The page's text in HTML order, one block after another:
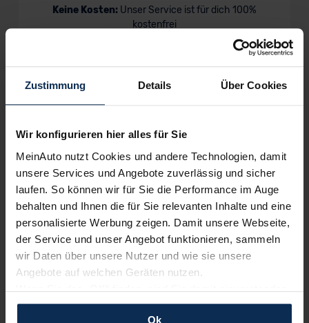
Zustimmung Details Über Cookies
Wir konfigurieren hier alles für Sie
MeinAuto nutzt Cookies und andere Technologien, damit
unsere Services und Angebote zuverlässig und sicher
laufen. So können wir für Sie die Performance im Auge
behalten und Ihnen die für Sie relevanten Inhalte und eine
personalisierte Werbung zeigen. Damit unsere Webseite,
der Service und unser Angebot funktionieren, sammeln
wir Daten über unsere Nutzer und wie sie unsere
Angebote auf welchen Geräten nutzen.
Wenn Sie das „OK“ finden, sind Sie damit einverstanden
und erlauben uns Cookies für unseren Service zu
Ok
Keine Kosten: Unser Service ist für dich 100%
kostenfrei
Wir sind stolz auf eine hohe
Kundenzufriedenheit!
MeinAuto.de hat langjährige Erfahrungen auf dem
Neuwagenmarkt in Deutschland. Unsere Kunden haben
dadurch ihr Wunschauto zum Top-Rabatt erhalten und
bewerten unsere Arbeit positiv.
Sehen Sie sich unsere Bewertungen an: